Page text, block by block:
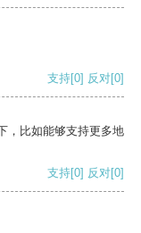
支持[0] 反对[0]
，比如能够支持更多地
支持[0] 反对[0]